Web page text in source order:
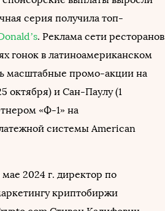
серия получила топ-
. Реклама сети ресторанов
гонок в латиноамериканском
масштабные промо-акции на
октября) и Сан-Паулу (1
«Ф-1» на
системы American
мае 2024 г. директор по
криптобиржи